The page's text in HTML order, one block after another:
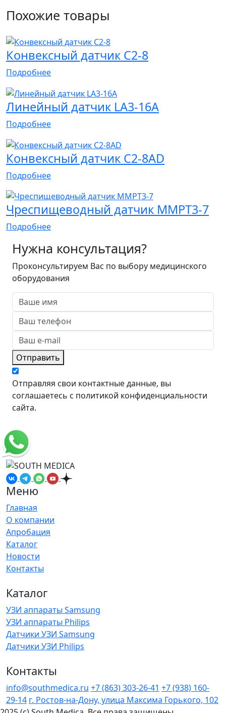
Похожие товары
Конвексный датчик C2-8
Подробнее
Линейный датчик LA3-16A
Подробнее
Конвексный датчик C2-8AD
Подробнее
Чреспищеводный датчик MMPT3-7
Подробнее
Нужна консультация?
Проконсультируем Вас по выбору медицинского
оборудования
Отправить
Отправляя свои контактные данные, вы
соглашаетесь с политикой конфиденциальности
сайта.
Меню
Главная
О компании
Апробация
Каталог
Новости
Контакты
Каталог
УЗИ аппараты Samsung
УЗИ аппараты Philips
Датчики УЗИ Samsung
Датчики УЗИ Philips
Контакты
info@southmedica.ru +7 (863) 303-26-41 +7 (938) 160-
29-14 г. Ростов-на-Дону, улица Максима Горького, 102